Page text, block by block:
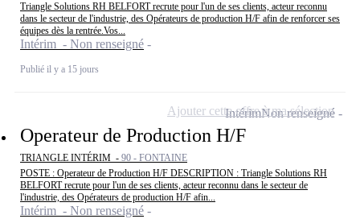
Triangle Solutions RH BELFORT recrute pour l'un de ses clients, acteur reconnu
dans le secteur de l'industrie, des Opérateurs de production H/F afin de renforcer ses
équipes dès la rentrée.Vos...
Intérim - Non renseigné
Publié il y a 15 jours
Operateur de Production H/F
TRIANGLE INTÉRIM - 90 - FONTAINE
POSTE : Operateur de Production H/F DESCRIPTION : Triangle Solutions RH
BELFORT recrute pour l'un de ses clients, acteur reconnu dans le secteur de
l'industrie, des Opérateurs de production H/F afin...
Intérim - Non renseigné
IntérimNon renseigné
Ajouter cette offre à ma sélection